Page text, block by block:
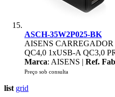
ASCH-35W2P025-BK
AISENS
QC4,0 1xUSB-A QC3,0
Marca: AISENS | Ref.
Preço sob consulta
list grid